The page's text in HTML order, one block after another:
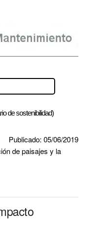
de sostenibilidad)
Publicado: 05/06/2019
de paisajes y la